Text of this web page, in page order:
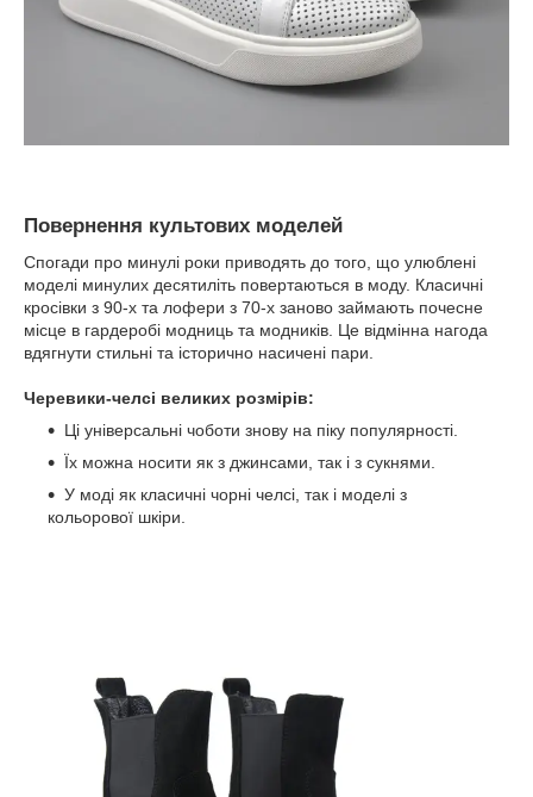
Повернення культових моделей
Спогади про минулі роки приводять до того, що улюблені
моделі минулих десятиліть повертаються в моду. Класичні
кросівки з 90-х та лофери з 70-х заново займають почесне
місце в гардеробі модниць та модників. Це відмінна нагода
вдягнути стильні та історично насичені пари.
Черевики-челсі великих розмірів:
Ці універсальні чоботи знову на піку популярності.
Їх можна носити як з джинсами, так і з сукнями.
У моді як класичні чорні челсі, так і моделі з
кольорової шкіри.